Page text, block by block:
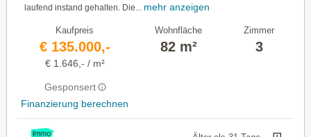
laufend instand gehalten. Die... mehr anzeigen
Kaufpreis
€ 135.000,-
€ 1.646,- / m²
Gesponsert
Finanzierung berechnen
Wohnfläche
82 m²
Zimmer
3